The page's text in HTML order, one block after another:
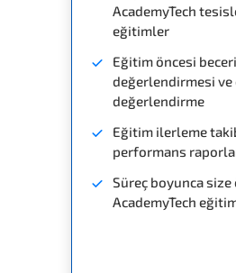
AcademyTech
eğitimler
Eğitim öncesi beceri
değerlendirmesi ve
değerlendirme
Eğitim ilerleme
performans
Süreç boyunca size
AcademyTech